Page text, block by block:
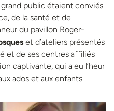
public étaient conviés
de la santé et de
du pavillon Roger-
et d’ateliers présentés
et de ses centres affiliés
captivante, qui a eu l’heur
ados et aux enfants.